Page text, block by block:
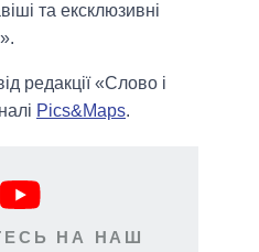
та ексклюзивні
редакції «Слово і
Pics&Maps.
НА НАШ